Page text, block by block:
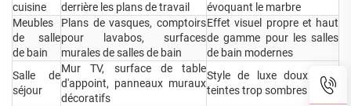
cuisine
derrière les plans de travail
évoquant le marbre
Meubles
de salle
de bain
Plans de vasques, comptoirs
pour lavabos, surfaces
murales de salles de bain
Effet visuel propre et haut
de gamme pour les salles
de bain modernes
Salle de
séjour
Mur TV, surface de table
d'appoint, panneaux muraux
décoratifs
Style de luxe doux sans
teintes trop sombres